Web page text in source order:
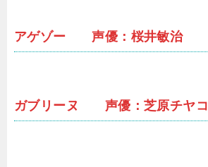
アゲゾー 声優：桜井敏治
ガブリーヌ 声優：芝原チヤコ